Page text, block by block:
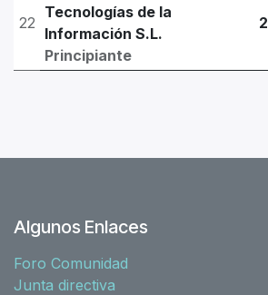
22
Tecnologías de la
Información S.L.
Principiante
2
Algunos Enlaces
Foro Comunidad
Junta directiva